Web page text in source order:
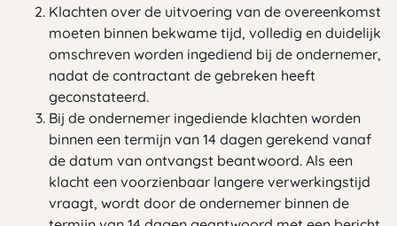
Klachten over de uitvoering van de overeenkomst
moeten binnen bekwame tijd, volledig en duidelijk
omschreven worden ingediend bij de ondernemer,
nadat de contractant de gebreken heeft
geconstateerd.
Bij de ondernemer ingediende klachten worden
binnen een termijn van 14 dagen gerekend vanaf
de datum van ontvangst beantwoord. Als een
klacht een voorzienbaar langere verwerkingstijd
vraagt, wordt door de ondernemer binnen de